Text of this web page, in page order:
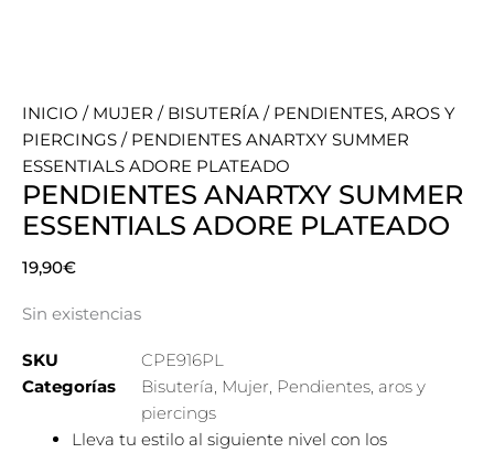
INICIO / MUJER / BISUTERÍA / PENDIENTES, AROS Y
PIERCINGS / PENDIENTES ANARTXY SUMMER
ESSENTIALS ADORE PLATEADO
PENDIENTES ANARTXY SUMMER
ESSENTIALS ADORE PLATEADO
19,90€
Sin existencias
SKU
CPE916PL
Categorías
Bisutería, Mujer, Pendientes, aros y
piercings
Lleva tu estilo al siguiente nivel con los